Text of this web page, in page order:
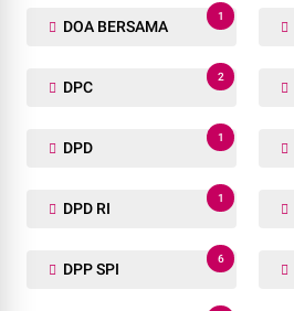
DOA BERSAMA
1
DPC
2
DPD
1
DPD RI
1
DPP SPI
6